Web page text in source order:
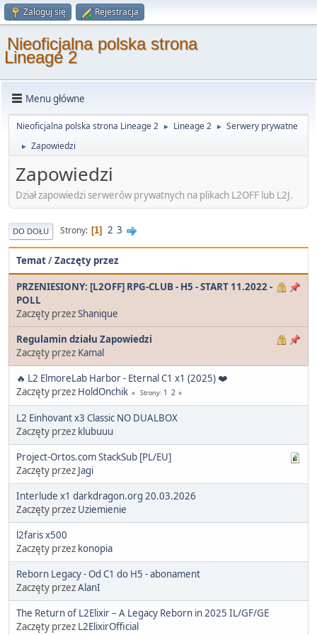
Zaloguj się Rejestracja
Nieoficjalna polska strona
Lineage 2
Menu główne
Nieoficjalna polska strona Lineage 2 ► Lineage 2 ► Serwery prywatne
► Zapowiedzi
Zapowiedzi
Dział zapowiedzi serwerów prywatnych na plikach L2OFF lub L2J.
DO DOŁU Strony 1 2 3
Temat/Zaczęty przez
PRZENIESIONY: [L2OFF] RPG-CLUB - H5 - START 11.2022 -
POLL
Zaczęty przezShanique
Regulamin działu Zapowiedzi
Zaczęty przez Kamal
🔥 L2 ElmoreLab Harbor - Eternal C1 x1 (2025) ❤️
Zaczęty przez HoldOnchik Strony 1 2
L2 Einhovant x3 Classic NO DUALBOX
Zaczęty przez klubuuu
Project-Ortos.com StackSub [PL/EU]
Zaczęty przez Jagi
Interlude x1 darkdragon.org 20.03.2026
Zaczęty przez Uziemienie
l2faris x500
Zaczęty przez konopia
Reborn Legacy - Od C1 do H5 - abonament
Zaczęty przezAlanI
The Return of L2Elixir – A Legacy Reborn in 2025 IL/GF/GE
Zaczęty przez L2ElixirOfficial